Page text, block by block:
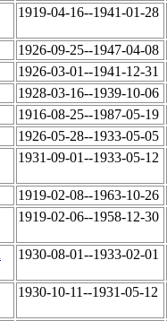
1919-04-16--1941-01-28
1926-09-25--1947-04-08
1926-03-01--1941-12-31
1928-03-16--1939-10-06
1916-08-25--1987-05-19
1926-05-28--1933-05-05
1931-09-01--1933-05-12
1919-02-08--1963-10-26
1919-02-06--1958-12-30
1930-08-01--1933-02-01
1930-10-11--1931-05-12